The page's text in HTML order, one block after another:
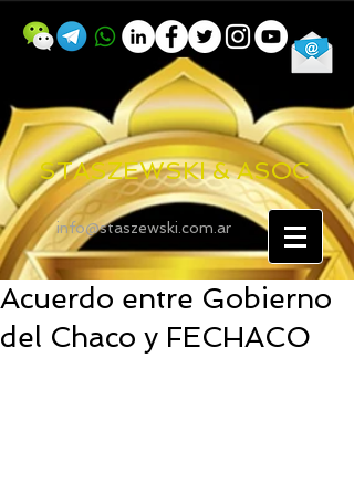
STASZEWSKI & ASOC
info@staszewski.com.ar
Acuerdo entre Gobierno
del Chaco y FECHACO